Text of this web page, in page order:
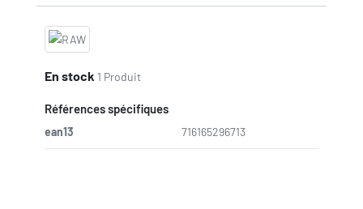
En stock 1 Produit
Références spécifiques
ean13 716165296713